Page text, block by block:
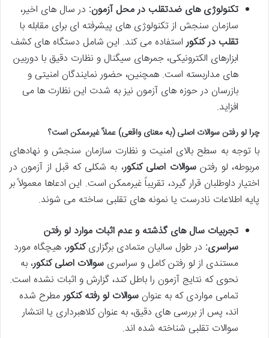
تکنولوژی های ضدتقلب در محل آزمون: در سال های اخیر،
سازمان سنجش از تکنولوژی های پیشرفته ای برای مقابله با
تقلب در کنکوراستفاده می کند. این شامل دستگاه های کشف
ابزارهای الکترونیکی، جمرهای سیگنال و نظارت دقیق با دوربین
های مداربسته است. همچنین، حضور نمایندگان امنیتی و
بازرسان در حوزه های آزمون نیز به شدت این نظارت ها می
افزاید.
چرا لو رفتن سوالات اصلی (به معنای واقعی) عملاً غیرممکن است؟
با توجه به سطح بالای امنیت و نظارت سازمان سنجش و نهادهای
مربوطه، لو رفتنسوالات اصلی کنکور، به شکلی که قبل از آزمون در
اختیار داوطلبان قرار گیرد، تقریباً غیرممکن است. این ادعاها معمولاً بر
پایه اطلاعات نادرست یا نمونه های تقلبی ساخته می شوند.
تجربیات سال های گذشته و عدم اثبات موارد لو رفتن
سراسری: در طول سالیان متمادی برگزاریکنکور، هیچگاه مورد
مستندی از لو رفتن کامل و سراسری سوالات اصلی کنکور، به
نحوی که نتایج آزمون را باطل کند، گزارش و اثبات نشده است.
تمامی مواردی که به عنوان سوالات لو رفته کنکورمطرح شده
اند، پس از بررسی های دقیق، به عنوان کلاهبرداری یا انتشار
سوالات تقلبی شناخته شده اند.